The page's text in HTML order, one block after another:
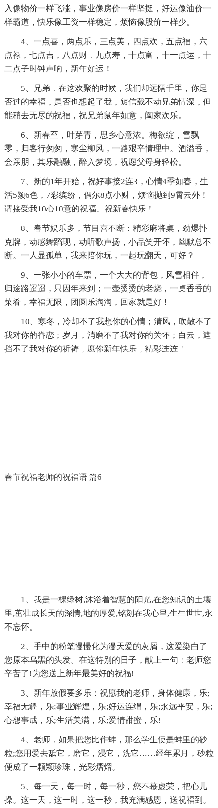
入像物价一样飞涨，事业像房价一样坚挺，好运像油价一
样霸道，快乐像工资一样稳定，烦恼像股价一样少。
4、一点喜，两点乐，三点美，四点欢，五点福，六
点禄，七点吉，八点财，九点寿，十点富，十一点运，十
二点子时钟声响，新年好运！
5、兄弟，在这欢聚的时候，我们却远隔千里，你是
否过的幸福，是否也想起了我，短信载不动兄弟情深，但
能稍去无尽的祝福，祝兄弟鼠年如意，阖家欢乐。
6、新春至，叶芽青，思乡心意浓。梅欲绽，雪飘
零，归客行匆匆，寒尘柳风，一路艰辛情理中。酒溢香，
会亲朋，其乐融融，醉入梦境，祝愿父母身轻松。
7、新的1年开始，祝好事接2连3，心情4季如春，生
活5颜6色，7彩缤纷，偶尔8点小财，烦恼抛到9霄云外！
请接受我10心10意的祝福。祝新春快乐！
8、春节娱乐多，节目喜不断：精彩麻将桌，劲爆扑
克牌，动感舞蹈现，动听歌声扬，小品笑开怀，幽默总不
断。一人显孤单，我来陪你玩，一起玩翻天，可好？
9、一张小小的车票，一个大大的背包，风雪相伴，
归途路迢迢，只因年来到；一壶烫烫的老烧，一桌香香的
菜肴，幸福无限，团圆乐淘淘，回家就是好！
10、寒冬，冷却不了我想你的心情；清风，吹散不了
我对你的眷恋；岁月，消磨不了我对你的关怀；白云，遮
挡不了我对你的祈祷，愿你新年快乐，精彩连连！
春节祝福老师的祝福语 篇6
1、我是一棵绿树,沐浴着智慧的阳光,在您知识的土壤
里,茁壮成长天的深情,地的厚爱,铭刻在我心里,生生世世,永
不忘怀。
2、手中的粉笔慢慢化为漫天爱的灰屑，这爱染白了
您原本乌黑的头发。在这特别的日子，献上一句：老师您
辛苦了!为您送上新年最美好的祝福!
3、新年放假要多乐：祝愿我的老师，身体健康，乐;
幸福无疆，乐;事业辉煌，乐;好运连绵，乐;永远平安，乐;
心想事成，乐;生活美满，乐;爱情甜蜜，乐!
4、老师，如果把您比作蚌，那么学生便是蚌里的砂
粒;您用爱去舐它，磨它，浸它，洗它……经年累月，砂粒
便成了一颗颗珍珠，光彩熠熠。
5、每一天，每一时，每一秒，您不慕虚荣，把心儿
操。这一天，这一时，这一秒，我充满感恩，送祝福到。